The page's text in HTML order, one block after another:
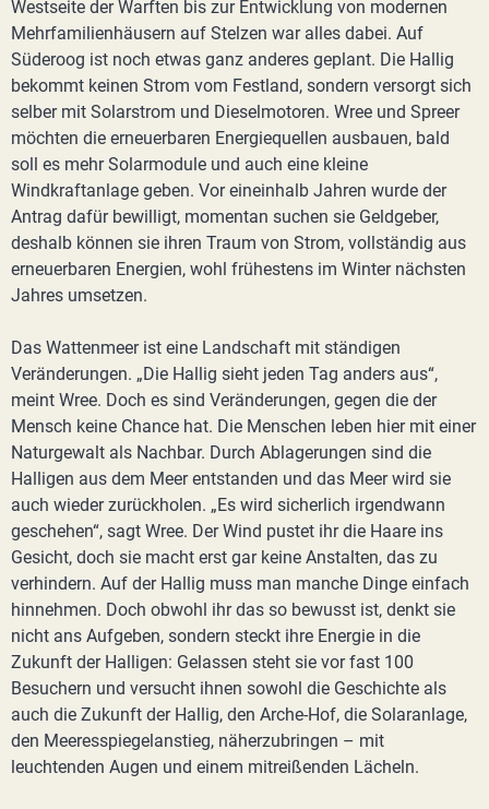
Westseite der Warften bis zur Entwicklung von modernen
Mehrfamilienhäusern auf Stelzen war alles dabei. Auf
Süderoog ist noch etwas ganz anderes geplant. Die Hallig
bekommt keinen Strom vom Festland, sondern versorgt sich
selber mit Solarstrom und Dieselmotoren. Wree und Spreer
möchten die erneuerbaren Energiequellen ausbauen, bald
soll es mehr Solarmodule und auch eine kleine
Windkraftanlage geben. Vor eineinhalb Jahren wurde der
Antrag dafür bewilligt, momentan suchen sie Geldgeber,
deshalb können sie ihren Traum von Strom, vollständig aus
erneuerbaren Energien, wohl frühestens im Winter nächsten
Jahres umsetzen.
Das Wattenmeer ist eine Landschaft mit ständigen
Veränderungen. „Die Hallig sieht jeden Tag anders aus“,
meint Wree. Doch es sind Veränderungen, gegen die der
Mensch keine Chance hat. Die Menschen leben hier mit einer
Naturgewalt als Nachbar. Durch Ablagerungen sind die
Halligen aus dem Meer entstanden und das Meer wird sie
auch wieder zurückholen. „Es wird sicherlich irgendwann
geschehen“, sagt Wree. Der Wind pustet ihr die Haare ins
Gesicht, doch sie macht erst gar keine Anstalten, das zu
verhindern. Auf der Hallig muss man manche Dinge einfach
hinnehmen. Doch obwohl ihr das so bewusst ist, denkt sie
nicht ans Aufgeben, sondern steckt ihre Energie in die
Zukunft der Halligen: Gelassen steht sie vor fast 100
Besuchern und versucht ihnen sowohl die Geschichte als
auch die Zukunft der Hallig, den Arche-Hof, die Solaranlage,
den Meeresspiegelanstieg, näherzubringen – mit
leuchtenden Augen und einem mitreißenden Lächeln.